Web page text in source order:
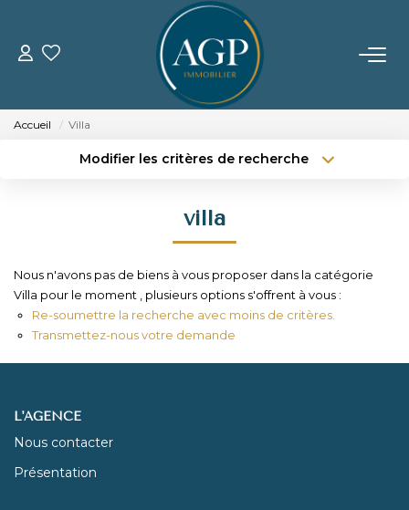
ACHETER
Nos Biens Vendus
LOUER
GERER
Accueil Villa
Modifier les critères de recherche
Budget max Plus de critères
villa
Nous n'avons pas de biens à vous proposer dans la catégorie
Villa pour le moment , plusieurs options s'offrent à vous :
Re-soumettre la recherche avec moins de critères.
Transmettez-nous votre demande
L'AGENCE
Nous contacter
Présentation